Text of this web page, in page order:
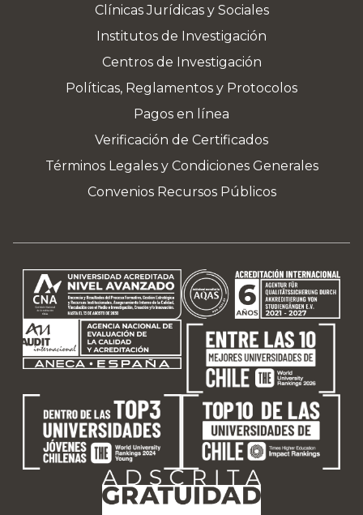
Clínicas Jurídicas y Sociales
Institutos de Investigación
Centros de Investigación
Políticas, Reglamentos y Protocolos
Pagos en línea
Verificación de Certificados
Términos Legales y Condiciones Generales
Convenios Recursos Públicos